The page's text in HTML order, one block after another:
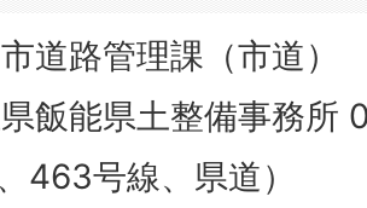
道路管理課（市道）
飯能県土整備事務
463号線、県道）